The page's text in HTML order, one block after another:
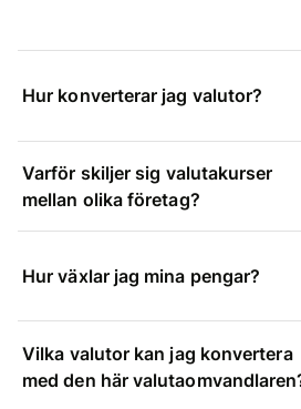
Hur konverterar jag valutor?
Varför skiljer sig valutakurser
mellan olika företag?
Hur växlar jag mina pengar?
Vilka valutor kan jag konvertera
med den här